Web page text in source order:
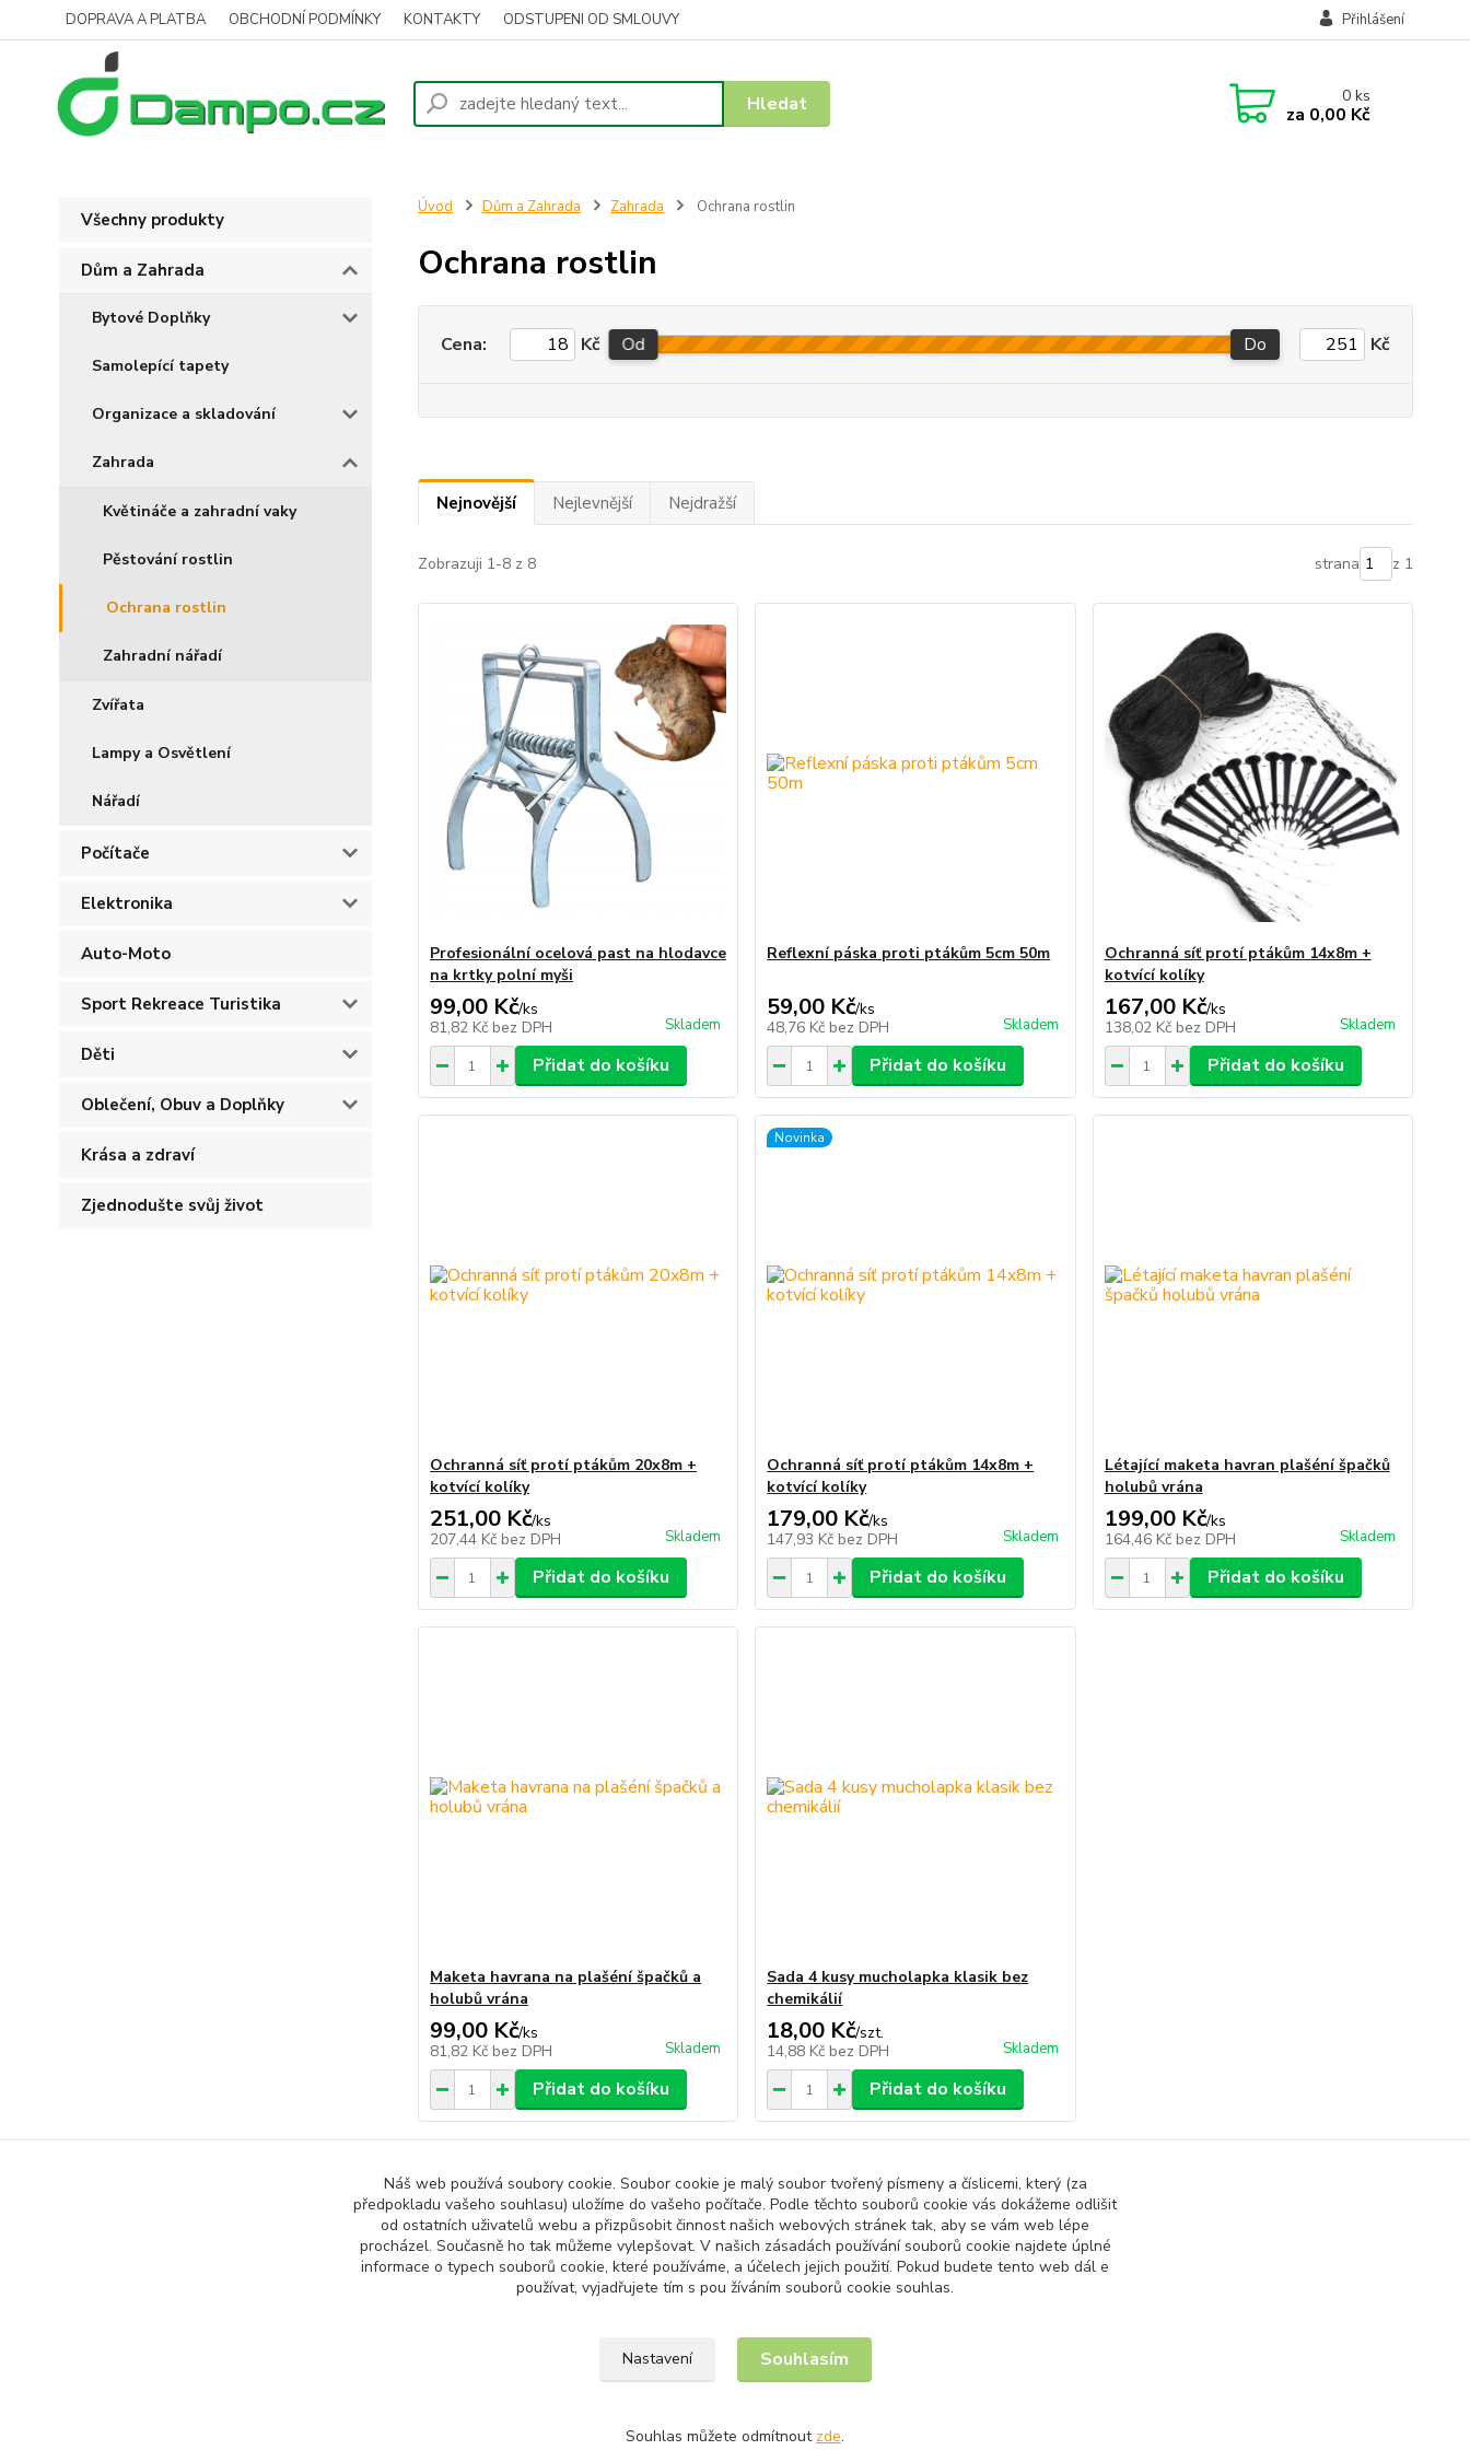
DOPRAVA A PLATBA OBCHODNÍ PODMÍNKY KONTAKTY ODSTUPENI OD SMLOUVY Přihlášení
Hledat 0ks
za 0,00 Kč
Všechny produkty
Dům a Zahrada
Bytové Doplňky
Samolepící tapety
Organizace a skladování
Zahrada
Květináče a zahradní vaky
Pěstování rostlin
Ochrana rostlin
Zahradní nářadí
Zvířata
Lampy a Osvětlení
Nářadí
Počítače
Elektronika
Auto-Moto
Sport Rekreace Turistika
Děti
Oblečení, Obuv a Doplňky
Krása a zdraví
Zjednodušte svůj život
Úvod Dům a Zahrada Zahrada Ochrana rostlin
Ochrana rostlin
Cena: Kč Od Do Kč
Nejnovější Nejlevnější Nejdražší
Zobrazuji 1-8 z 8 strana z 1
Profesionální ocelová past na hlodavce
na krtky polní myši
99,00 Kč/ks
81,82 Kč bez DPH Skladem
Přidat do košíku
Reflexní páska proti ptákům 5cm 50m
59,00 Kč/ks
48,76 Kč bez DPH Skladem
Přidat do košíku
Ochranná síť protí ptákům 14x8m +
kotvící kolíky
167,00 Kč/ks
138,02 Kč bez DPH Skladem
Přidat do košíku
Ochranná síť protí ptákům 20x8m +
kotvící kolíky
251,00 Kč/ks
207,44 Kč bez DPH Skladem
Přidat do košíku
Novinka
Ochranná síť protí ptákům 14x8m +
kotvící kolíky
179,00 Kč/ks
147,93 Kč bez DPH Skladem
Přidat do košíku
Létající maketa havran plašéní špačků
holubů vrána
199,00 Kč/ks
164,46 Kč bez DPH Skladem
Přidat do košíku
Maketa havrana na plašéní špačků a
holubů vrána
99,00 Kč/ks
81,82 Kč bez DPH Skladem
Přidat do košíku
Sada 4 kusy mucholapka klasik bez
chemikálií
18,00 Kč/szt.
14,88 Kč bez DPH Skladem
Přidat do košíku
Upravit sběr cookies.
Náš web používá soubory cookie. Soubor cookie je malý soubor tvořený písmeny a číslicemi, který (za
předpokladu vašeho souhlasu) uložíme do vašeho počítače. Podle těchto souborů cookie vás dokážeme odlišit
od ostatních uživatelů webu a přizpůsobit činnost našich webových stránek tak, aby se vám web lépe
procházel. Současně ho tak můžeme vylepšovat. V našich zásadách používání souborů cookie najdete úplné
informace o typech souborů cookie, které používáme, a účelech jejich použití. Pokud budete tento web dál e
používat, vyjadřujete tím s pou žíváním souborů cookie souhlas.
Nastavení Souhlasím
Souhlas můžete odmítnout zde.